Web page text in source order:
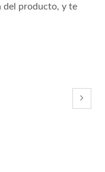
del producto, y te